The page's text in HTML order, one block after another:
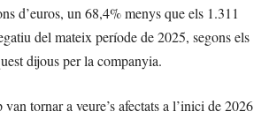
d’euros, un 68,4% menys que els 1.311
del mateix període de 2025, segons els
dijous per la companyia.
tornar a veure’s afectats a l’inici de 2026